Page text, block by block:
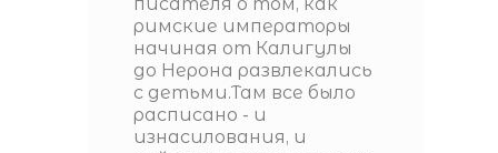
римские императоры
начиная от Калигулы
до Нерона развлекались
с детьми.Там все было
расписано - и
изнасилования, и